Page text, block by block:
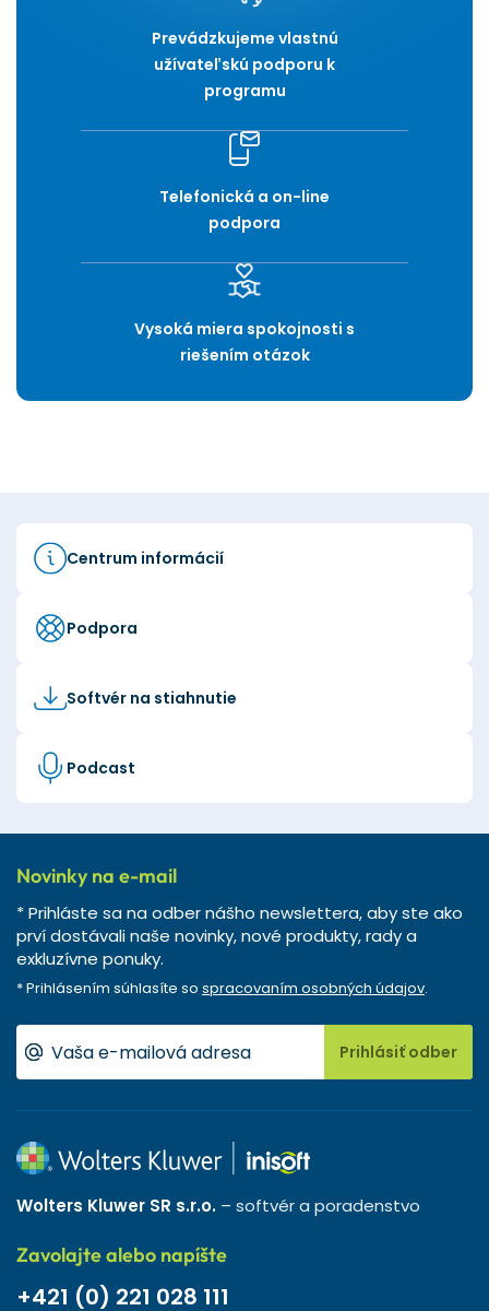
Prevádzkujeme vlastnú
užívateľskú podporu k
programu
Telefonická a on-line
podpora
Vysoká miera spokojnosti s
riešením otázok
Centrum informácií
Podpora
Softvér na stiahnutie
Podcast
Novinky na e-mail
* Prihláste sa na odber nášho newslettera, aby ste ako
prví dostávali naše novinky, nové produkty, rady a
exkluzívne ponuky.
* Prihlásením súhlasíte so spracovaním osobných údajov.
Prihlásiť odber
Wolters Kluwer SR s.r.o. – softvér a poradenstvo
Zavolajte alebo napíšte
+421 (0) 221 028 111